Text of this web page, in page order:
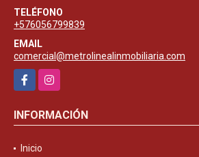
TELÉFONO
+576056799839
EMAIL
comercial@metrolinealinmobiliaria.com
FacebookInstagram
INFORMACIÓN
Inicio